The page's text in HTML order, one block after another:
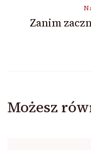
Zanim
Możesz